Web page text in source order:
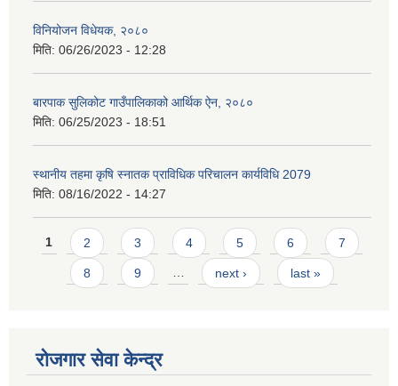
विनियोजन विधेयक, २०८०
मिति: 06/26/2023 - 12:28
बारपाक सुलिकोट गाउँपालिकाको आर्थिक ऐन, २०८०
मिति: 06/25/2023 - 18:51
स्थानीय तहमा कृषि स्नातक प्राविधिक परिचालन कार्यविधि 2079
मिति: 08/16/2022 - 14:27
Pages
1 2 3 4 5 6 7
8 9 … next › last »
रोजगार सेवा केन्द्र